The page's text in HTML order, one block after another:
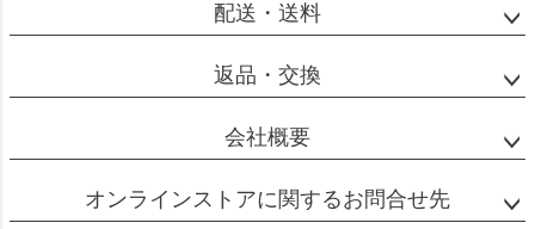
配送・送料
返品・交換
会社概要
オンラインストアに関するお問合せ先